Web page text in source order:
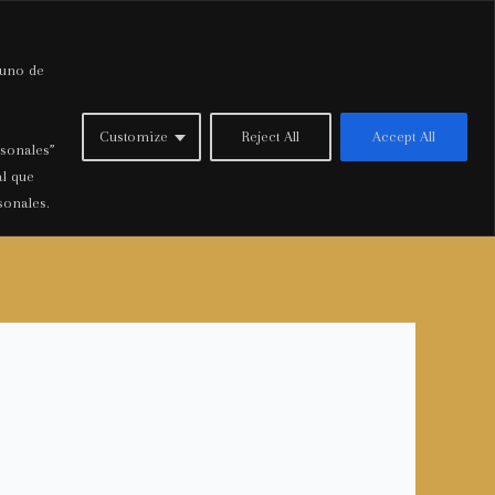
de
que
Customize Reject All Accept All
Inicio